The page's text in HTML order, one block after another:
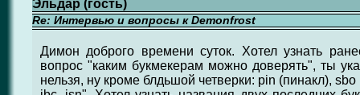
Эльдар (гость)
Re: Интервью и вопросы к Demonfrost
Димон доброго времени суток. Хотел узнать
вопрос "каким букмекерам можно доверять", ты
нельзя, ну кроме блдьшой четверки: pin (пинакл), sbo